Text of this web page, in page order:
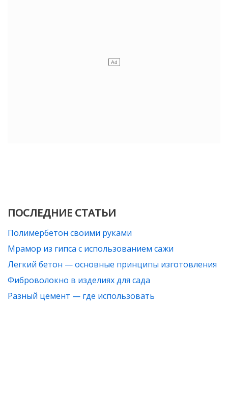
ПОСЛЕДНИЕ СТАТЬИ
Полимербетон своими руками
Мрамор из гипса с использованием сажи
Легкий бетон — основные принципы изготовления
Фиброволокно в изделиях для сада
Разный цемент — где использовать